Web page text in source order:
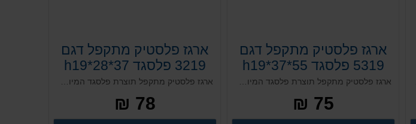
ארגז פלסטיק מתקפל דגם
5319 פלסגד 55*37*h19
75 ₪
ארגז פלסטיק מתקפל דגם
3219 פלסגד 37*28*h19
78 ₪